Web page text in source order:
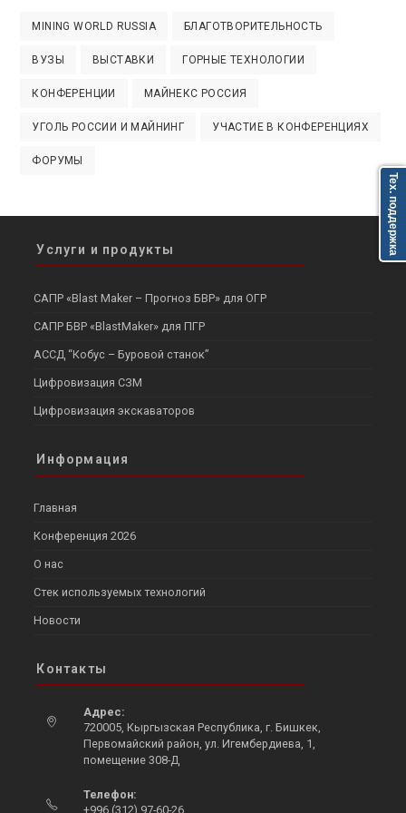
MINING WORLD RUSSIA БЛАГОТВОРИТЕЛЬНОСТЬ
ВУЗЫ ВЫСТАВКИ ГОРНЫЕ ТЕХНОЛОГИИ
КОНФЕРЕНЦИИ МАЙНЕКС РОССИЯ
УГОЛЬ РОССИИ И МАЙНИНГ УЧАСТИЕ В КОНФЕРЕНЦИЯХ
ФОРУМЫ
Услуги и продукты
САПР «Blast Maker – Прогноз БВР» для ОГР
САПР БВР «BlastMaker» для ПГР
АССД “Кобус – Буровой станок”
Цифровизация СЗМ
Цифровизация экскаваторов
Информация
Главная
Конференция 2026
О нас
Стек используемых технологий
Новости
Контакты
Адрес:
720005, Кыргызская Республика, г. Бишкек,
Первомайский район, ул. Игембердиева, 1,
помещение 308-Д
in
Телефон:
+996 (312) 97-60-26
Тех. поддержка